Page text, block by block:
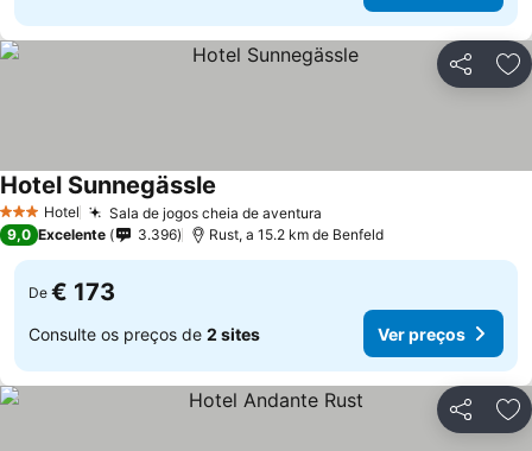
Partilhar
3 EstrelasHotel Sala de jogos cheia de aventura
Hotel Sunnegässle
9,0 Excelente 3.396 Rust, a 15.2 km de Benfeld
De € 173
Consulte os preços de 2 sites Ver preços
Partilhar